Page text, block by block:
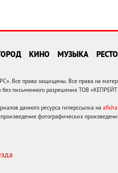
КИНО МУЗЫКА
Все права защищены. Все права на
без письменного разрешения ТОВ
данного ресурса гиперссылка на
фотографических